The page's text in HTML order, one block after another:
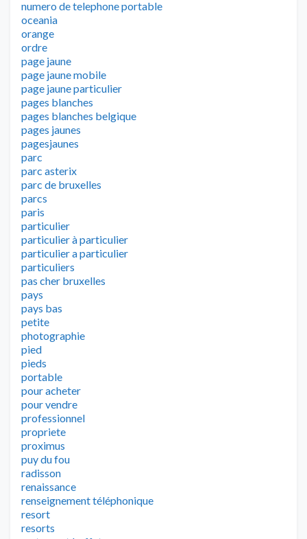
numero de telephone portable
oceania
orange
ordre
page jaune
page jaune mobile
page jaune particulier
pages blanches
pages blanches belgique
pages jaunes
pagesjaunes
parc
parc asterix
parc de bruxelles
parcs
paris
particulier
particulier à particulier
particulier a particulier
particuliers
pas cher bruxelles
pays
pays bas
petite
photographie
pied
pieds
portable
pour acheter
pour vendre
professionnel
propriete
proximus
puy du fou
radisson
renaissance
renseignement téléphonique
resort
resorts